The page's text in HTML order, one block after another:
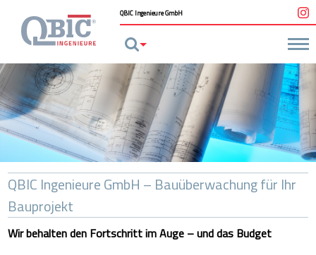
QBIC Ingenieure GmbH
überspringen
QBIC Ingenieure GmbH – Bauüberwachung für Ihr
Bauprojekt
Wir behalten den Fortschritt im Auge – und das Budget